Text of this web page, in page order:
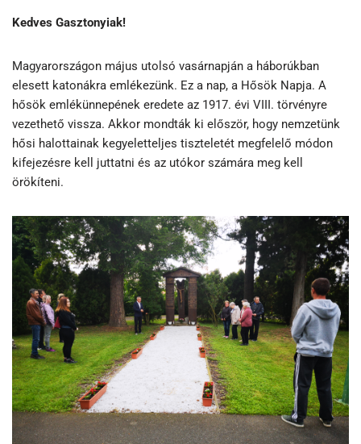
Kedves Gasztonyiak!
Magyarországon május utolsó vasárnapján a háborúkban
elesett katonákra emlékezünk. Ez a nap, a Hősök Napja. A
hősök emlékünnepének eredete az 1917. évi VIII. törvényre
vezethető vissza. Akkor mondták ki először, hogy nemzetünk
hősi halottainak kegyeletteljes tiszteletét megfelelő módon
kifejezésre kell juttatni és az utókor számára meg kell
örökíteni.